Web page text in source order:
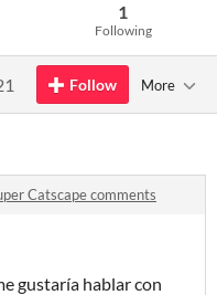
1
Following
Follow More
Catscape comments
gustaría hablar con